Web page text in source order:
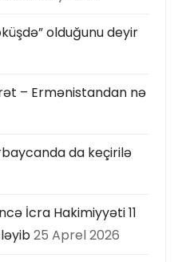
olduğunu deyir
– Ermənistandan nə
da keçirilə
İcra Hakimiyyəti 11
25 Aprel 2026